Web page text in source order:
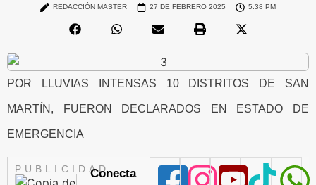
REDACCIÓN MASTER 27 DE FEBRERO 2025 5:38 PM
POR LLUVIAS INTENSAS 10 DISTRITOS DE SAN
MARTÍN, FUERON DECLARADOS EN ESTADO DE
EMERGENCIA
PUBLICIDADConecta